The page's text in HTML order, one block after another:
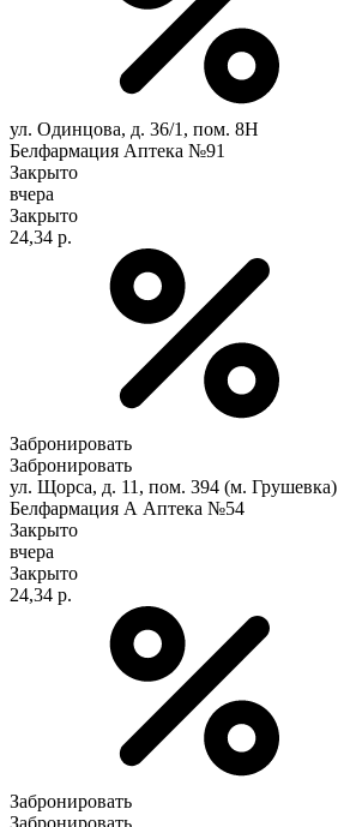
ул. Одинцова, д. 36/1, пом. 8Н
Белфармация Аптека №91
Закрыто
вчера
Закрыто
24,34 р.
Забронировать
Забронировать
ул. Щорса, д. 11, пом. 394 (м. Грушевка)
Белфармация А Аптека №54
Закрыто
вчера
Закрыто
24,34 р.
Забронировать
Забронировать